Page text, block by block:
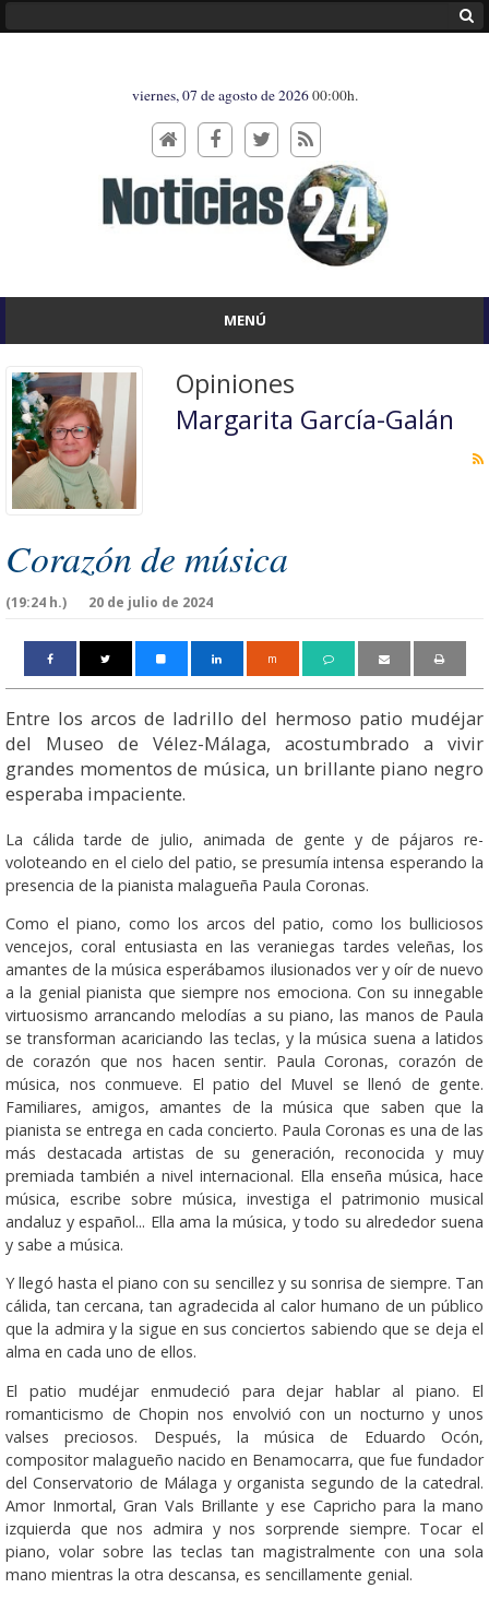
viernes, 07 de agosto de 202600:00h.
MENÚ
Opiniones
Margarita García-Galán
Corazón de música
20 de julio de 2024
(19:24 h.)
m
Entre los arcos de la­dri­llo del hermoso pa­tio mu­déjar
del Mu­seo de Vélez-Málaga, acos­tum­brado a vivir
grandes momentos de música, un brillante piano negro
esperaba im­paciente.
La cálida tar­de de julio, animada de gente y de pájaros re­
voloteando en el cielo del patio, se presumía intensa es­perando la
presencia de la pianista malagueña Paula Co­ronas.
Como el piano, como los arcos del patio, como los bulliciosos
vencejos, coral entusiasta en las veraniegas tardes veleñas, los
amantes de la música esperábamos ilusionados ver y oír de nuevo
a la genial pianista que siempre nos emociona. Con su innegable
virtuosismo arrancando melodías a su piano, las manos de Paula
se transforman acariciando las teclas, y la música suena a latidos
de corazón que nos hacen sentir. Paula Coronas, corazón de
música, nos conmueve. El patio del Muvel se llenó de gente.
Familiares, amigos, amantes de la música que saben que la
pianista se entrega en cada concierto. Paula Coronas es una de las
más destacada artistas de su generación, reconocida y muy
premiada también a nivel internacional. Ella enseña música, hace
música, escribe sobre música, investiga el patrimonio musical
andaluz y español... Ella ama la música, y todo su alrededor suena
y sabe a música.
Y llegó hasta el piano con su sencillez y su sonrisa de siempre. Tan
cálida, tan cercana, tan agradecida al calor humano de un público
que la admira y la sigue en sus conciertos sabiendo que se deja el
alma en cada uno de ellos.
El patio mudéjar enmudeció para dejar hablar al piano. El
romanticismo de Chopin nos envolvió con un nocturno y unos
valses preciosos. Después, la música de Eduardo Ocón,
compositor malagueño nacido en Be­na­mo­carra, que fue fundador
del Conservatorio de Málaga y organista segundo de la catedral.
Amor Inmortal, Gran Vals Brillante y ese Capricho para la mano
izquierda que nos admira y nos sorprende siempre. Tocar el
piano, volar sobre las teclas tan magistralmente con una sola
mano mientras la otra des­cansa, es sencilla­mente genial.